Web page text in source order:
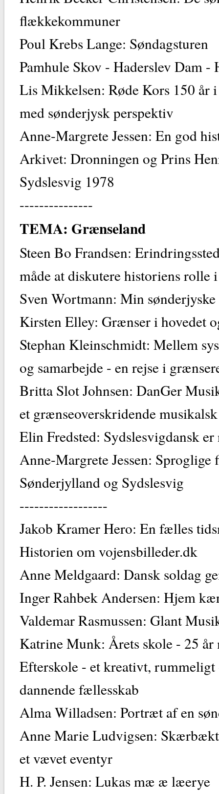
flækkekommuner
Poul Krebs Lange: Søndagsturen
Pamhule Skov - Haderslev Dam -
Lis Mikkelsen: Røde Kors 150 år
med sønderjysk perspektiv
Anne-Margrete Jessen: En god
Arkivet: Dronningen og Prins
Sydslesvig 1978
---------------
TEMA: Grænseland
Steen Bo Frandsen:
måde at diskutere historiens rolle
Sven Wortmann: Min
Kirsten Elley: Grænser i hovedet
Stephan Kleinschmidt: Mellem
og samarbejde - en rejse i
Britta Slot Johnsen: DanGer
et grænseoverskridende
Elin Fredsted: Sydslesvigdansk
Anne-Margrete Jessen:
Sønderjylland og Sydslesvig
------------------
Jakob Kramer Hero: En fælles
Historien om vojensbilleder.dk
Anne Meldgaard: Dansk soldag
Inger Rahbek Andersen: Hjem
Valdemar Rasmussen: Glant
Katrine Munk: Årets skole - 25 år
Efterskole - et kreativt, rummeligt
dannende fællesskab
Alma Willadsen: Portræt af en
Anne Marie Ludvigsen:
et vævet eventyr
H. P. Jensen: Lukas mæ æ læerye